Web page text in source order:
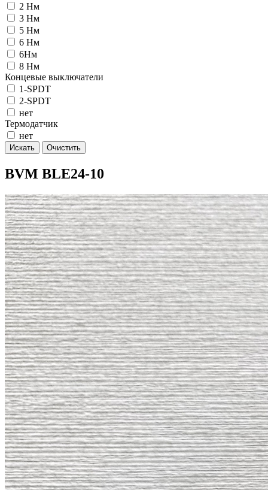
2 Нм
3 Нм
5 Нм
6 Нм
6Нм
8 Нм
Концевые выключатели
1-SPDT
2-SPDT
нет
Термодатчик
нет
Искать Очистить
BVM BLE24-10